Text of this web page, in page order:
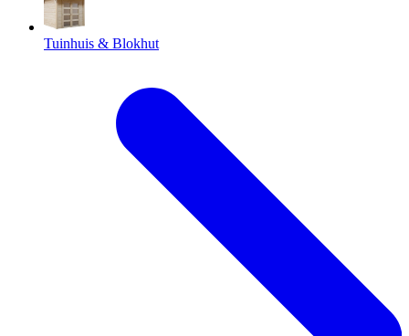
Tuinhuis & Blokhut